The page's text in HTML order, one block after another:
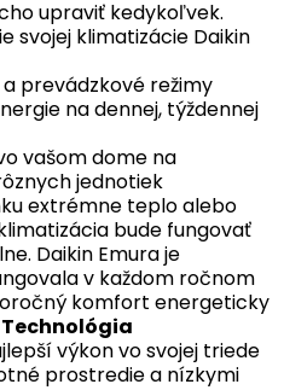
upraviť kedykoľvek.
svojej klimatizácie Daikin
prevádzkové režimy
na dennej, týždennej
vašom dome na
jednotiek
extrémne teplo alebo
bude fungovať
Daikin Emura je
v každom ročnom
komfort energeticky
Technológia
výkon vo svojej triede
prostredie a nízkymi